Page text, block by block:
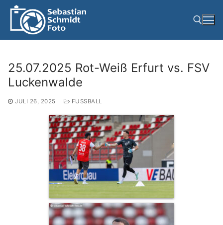
Zum
springen
Suchen nach:
25.07.2025 Rot-Weiß Erfurt vs. FSV
Luckenwalde
JULI 26, 2025 FUSSBALL